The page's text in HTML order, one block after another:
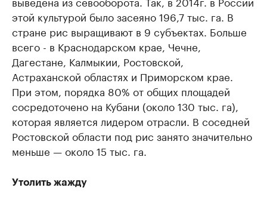
этой культурой было засеяно 196,7 тыс. га. В
стране рис выращивают в 9 субъектах. Больше
всего - в Краснодарском крае, Чечне,
Дагестане, Калмыкии, Ростовской,
Астраханской областях и Приморском крае.
При этом, порядка 80% от общих площадей
сосредоточено на Кубани (около 130 тыс. га),
которая является лидером отрасли. В соседней
Ростовской области под рис занято значительно
меньше — около 15 тыс. га.
Утолить жажду